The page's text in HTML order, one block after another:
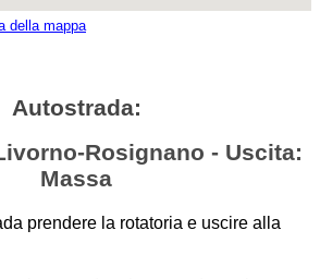
della mappa
Autostrada:
Rosignano - Uscita:
Massa
prendere la rotatoria e uscire alla